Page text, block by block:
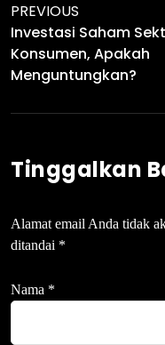
PREVIOUS
Investasi Saham
Konsumen, Apakah
Menguntungkan?
Tinggalkan
Alamat email Anda tidak
ditandai *
Nama *